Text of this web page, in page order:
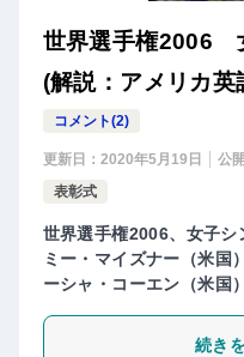
世界選手権2006
(解説：アメリカ英
コメント(2)
更新日： 2020年5月19日 公
表彰式
世界選手権2006、女子シ
ミー・マイズナー（米国
ーシャ・コーエン（米国）
続き